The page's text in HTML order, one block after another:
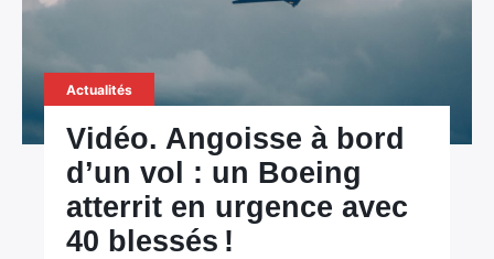
Actualités
Vidéo. Angoisse à bord
d’un vol : un Boeing
atterrit en urgence avec
40 blessés !